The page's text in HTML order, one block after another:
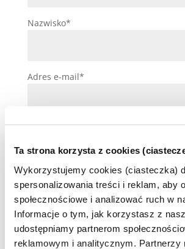
Ta strona korzysta z cookies
Wykorzystujemy cookies (ciasteczka)
spersonalizowania treści i reklam, aby
społecznościowe i analizować ruch w
Informacje o tym, jak korzystasz z
udostępniamy partnerom
reklamowym i analitycznym. Partnerzy
Nazwisko*
Adres e-mail*
Kod rabatowy
Uwagi (opcjonalne)